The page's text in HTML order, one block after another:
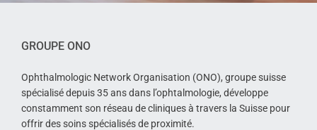
GROUPE ONO
Ophthalmologic Network Organisation (ONO), groupe suisse
spécialisé depuis 35 ans dans l’ophtalmologie, développe
constamment son réseau de cliniques à travers la Suisse pour
offrir des soins spécialisés de proximité.